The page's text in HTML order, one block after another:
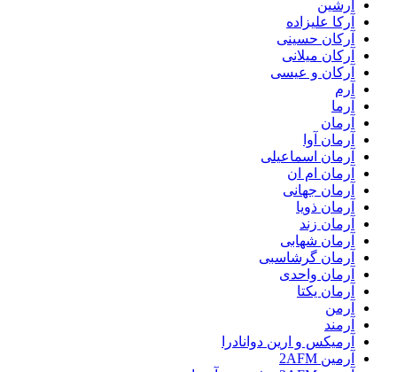
آرشین
آرکا علیزاده
آرکان حسینی
آرکان میلانی
آرکان و عیسی
آرم
آرما
آرمان
آرمان آوا
آرمان اسماعیلی
آرمان ام ان
آرمان جهانی
آرمان ذویا
آرمان زند
آرمان شهابی
آرمان گرشاسبی
آرمان واحدی
آرمان یکتا
آرمن
آرمند
آرمیکس و ارین دوانادرا
آرمین 2AFM